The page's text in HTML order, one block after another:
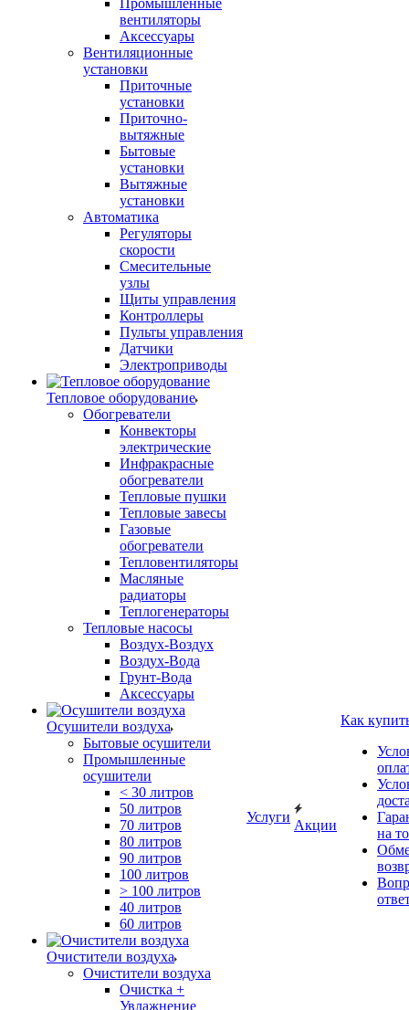
Промышленные
вентиляторы
Аксессуары
Вентиляционные
установки
Приточные
установки
Приточно-
вытяжные
Бытовые
установки
Вытяжные
установки
Автоматика
Регуляторы
скорости
Смесительные
узлы
Щиты управления
Контроллеры
Пульты управления
Датчики
Электроприводы
Тепловое оборудование
Обогреватели
Конвекторы
электрические
Инфракрасные
обогреватели
Тепловые пушки
Тепловые завесы
Газовые
обогреватели
Тепловентиляторы
Масляные
радиаторы
Теплогенераторы
Тепловые насосы
Воздух-Воздух
Воздух-Вода
Грунт-Вода
Аксессуары
Осушители воздуха
Бытовые осушители
Промышленные
осушители
< 30 литров
50 литров
70 литров
80 литров
90 литров
100 литров
> 100 литров
40 литров
60 литров
Очистители воздуха
Очистители воздуха
Очистка +
Увлажнение
Услуги
Акции
Как
на